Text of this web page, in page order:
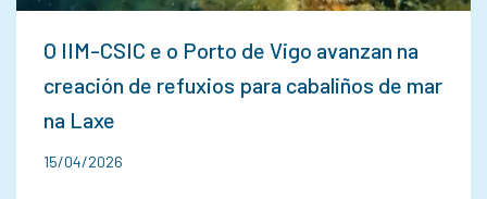
O IIM-CSIC e o Porto de Vigo avanzan na
creación de refuxios para cabaliños de mar
na Laxe
15/04/2026